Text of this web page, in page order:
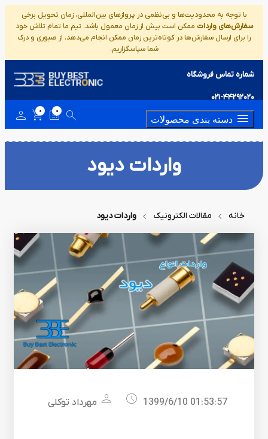
با توجه به محدودیت‌ها و بی‌نظمی در پروازهای بین‌المللی، زمان تحویل برخی
سفارش‌های واردات ممکن است بیش از زمان معمول باشد. تیم ما تمام تلاش خود
را برای ارسال سفارش‌ها در کوتاه‌ترین زمان ممکن انجام می‌دهد. از صبوری و درک
شما سپاسگزاریم.
شماره تماس فروشگاه
021-44292020
دسته بندی محصولات
0
0
واردات دیود
خانه مقالات الکترونیک واردات دیود
1399/6/10 01:53:57 مهرداد توکلی